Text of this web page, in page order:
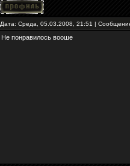
Дата: Среда, 05.03.2008, 21:51 |
Не понравилось вооше